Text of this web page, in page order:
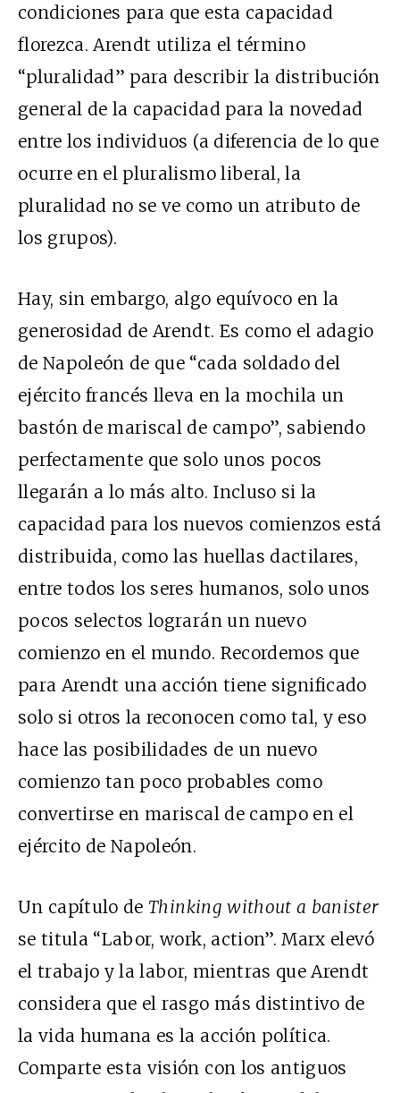
condiciones para que esta capacidad
florezca. Arendt utiliza el término
“pluralidad” para describir la distribución
general de la capacidad para la novedad
entre los individuos (a diferencia de lo que
ocurre en el pluralismo liberal, la
pluralidad no se ve como un atributo de
los grupos).
Hay, sin embargo, algo equívoco en la
generosidad de Arendt. Es como el adagio
de Napoleón de que “cada soldado del
ejército francés lleva en la mochila un
bastón de mariscal de campo”, sabiendo
perfectamente que solo unos pocos
llegarán a lo más alto. Incluso si la
capacidad para los nuevos comienzos está
distribuida, como las huellas dactilares,
entre todos los seres humanos, solo unos
pocos selectos lograrán un nuevo
comienzo en el mundo. Recordemos que
para Arendt una acción tiene significado
solo si otros la reconocen como tal, y eso
hace las posibilidades de un nuevo
comienzo tan poco probables como
convertirse en mariscal de campo en el
ejército de Napoleón.
Un capítulo deThinking without a banister
se titula “Labor, work, action”. Marx elevó
el trabajo y la labor, mientras que Arendt
considera que el rasgo más distintivo de
la vida humana es la acción política.
Comparte esta visión con los antiguos